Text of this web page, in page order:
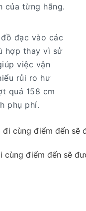
của từng hãng.
đạc vào các
hợp thay vì sử
việc vận
rủi ro hư
quá 158 cm
phụ phí.
điểm đến sẽ